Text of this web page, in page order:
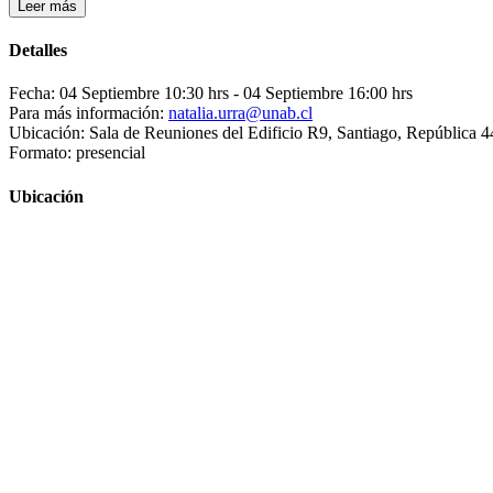
Leer más
Detalles
Fecha: 04 Septiembre 10:30 hrs - 04 Septiembre 16:00 hrs
Para más información: natalia.urra@unab.cl
Ubicación: Sala de Reuniones del Edificio R9, Santiago, República
Formato: presencial
Ubicación